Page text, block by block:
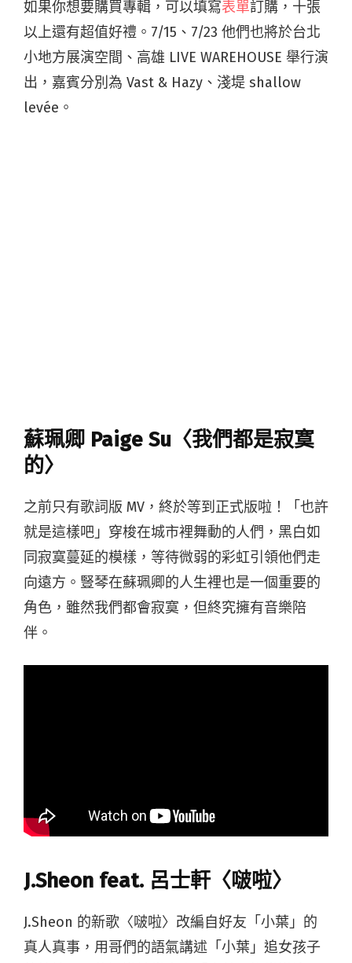
如果你想要購買專輯，可以填寫表單訂購，十張
以上還有超值好禮。7/15、7/23 他們也將於台北
小地方展演空間、高雄 LIVE WAREHOUSE 舉行演
出，嘉賓分別為 Vast & Hazy、淺堤 shallow
levée。
蘇珮卿 Paige Su〈我們都是寂寞
的〉
之前只有歌詞版 MV，終於等到正式版啦！「也許
就是這樣吧」穿梭在城市裡舞動的人們，黑白如
同寂寞蔓延的模樣，等待微弱的彩虹引領他們走
向遠方。豎琴在蘇珮卿的人生裡也是一個重要的
角色，雖然我們都會寂寞，但終究擁有音樂陪
伴。
J.Sheon feat. 呂士軒〈啵啦〉
J.Sheon 的新歌〈啵啦〉改編自好友「小葉」的
真人真事，用哥們的語氣講述「小葉」追女孩子